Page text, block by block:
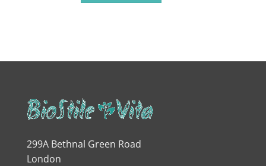
299A Bethnal Green Road
London